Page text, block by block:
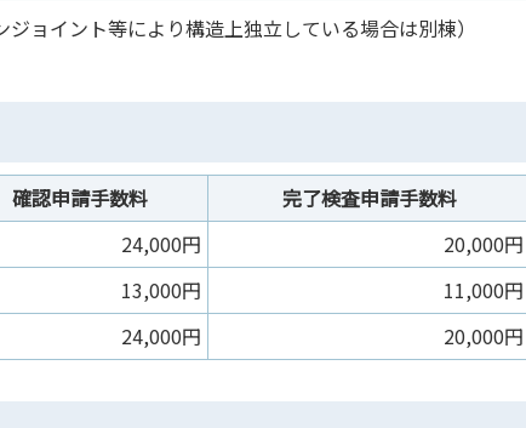
ョイント等により構造上独立している場合は別棟）
確認申請手数料
完了検査申請手数料
24,000円
20,000円
13,000円
11,000円
24,000円 20,000円